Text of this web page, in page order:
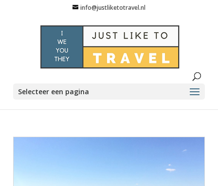
info@justliketotravel.nl
Selecteer een pagina